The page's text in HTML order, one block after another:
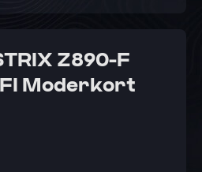
Z890-F
Moderkort